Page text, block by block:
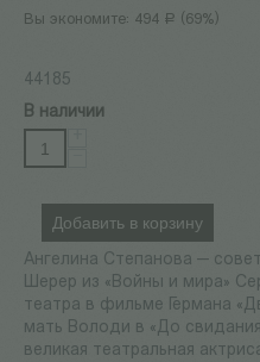
Вы экономите: 494 Р (69%)
44185
В наличии
Добавить в корзину
Ангелина Степанова —
Шерер из «Войны и мира»
театра в фильме Германа
мать Володи в «До
великая театральная